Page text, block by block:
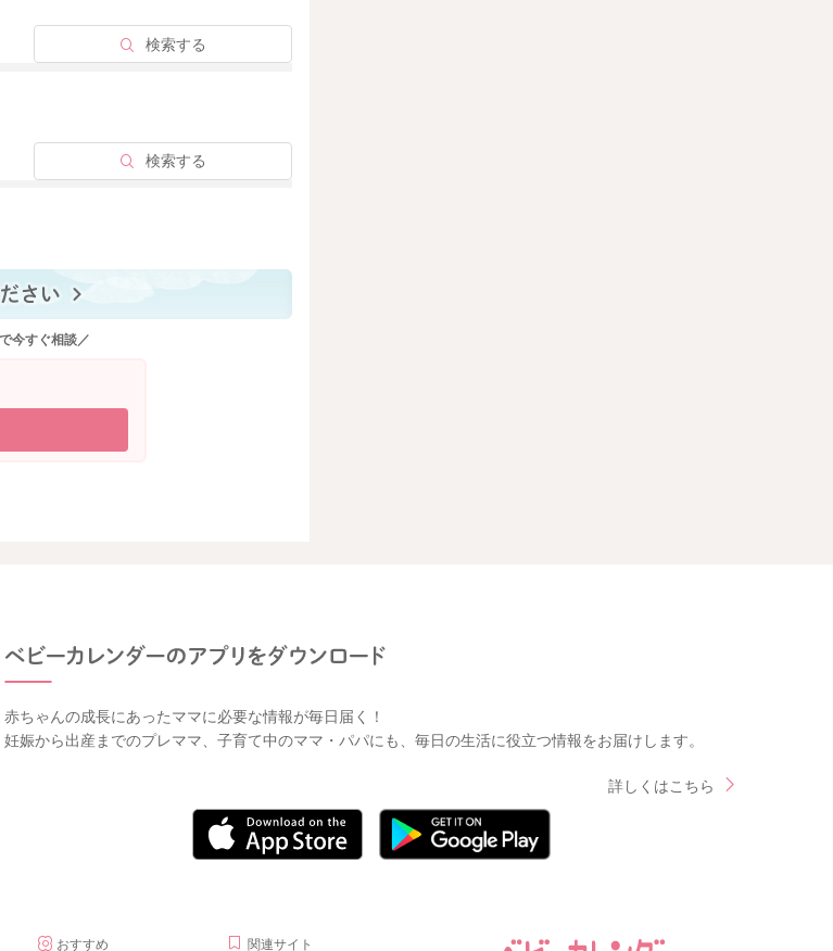
検索する
検索する
今すぐ相談／
赤ちゃんの成長にあったママに必要な情報が毎日届く！
妊娠から出産までのプレママ、子育て中のママ・パパにも、毎日の生活に役立つ情報をお届けします。
詳しくはこちら
おすすめ 関連サイト